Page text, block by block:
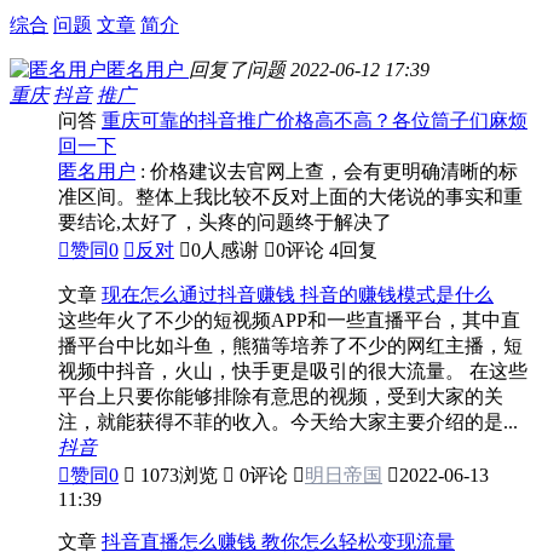
综合 问题 文章 简介
匿名用户 回复了问题 2022-06-12 17:39
重庆 抖音 推广
问答 重庆可靠的抖音推广价格高不高？各位筒子们麻烦
回一下
匿名用户 : 价格建议去官网上查，会有更明确清晰的标
准区间。整体上我比较不反对上面的大佬说的事实和重
要结论,太好了，头疼的问题终于解决了
赞同0  反对 0人感谢 0评论 4回复
文章 现在怎么通过抖音赚钱 抖音的赚钱模式是什么
这些年火了不少的短视频APP和一些直播平台，其中直
播平台中比如斗鱼，熊猫等培养了不少的网红主播，短
视频中抖音，火山，快手更是吸引的很大流量。 在这些
平台上只要你能够排除有意思的视频，受到大家的关
注，就能获得不菲的收入。今天给大家主要介绍的是...
抖音
赞同0  1073浏览  0评论 明日帝国 2022-06-13
11:39
文章 抖音直播怎么赚钱 教你怎么轻松变现流量